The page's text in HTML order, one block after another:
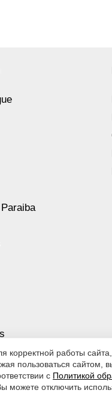
работы
пользоваться сайтом,
с Политикой
можете отключить